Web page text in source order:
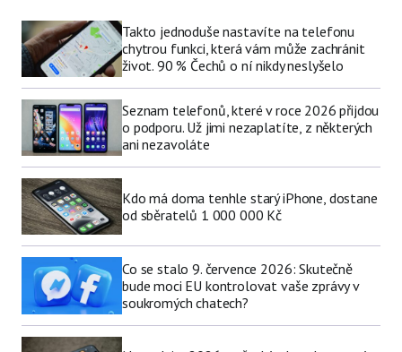
Takto jednoduše nastavíte na telefonu
chytrou funkci, která vám může zachránit
život. 90 % Čechů o ní nikdy neslyšelo
Seznam telefonů, které v roce 2026 přijdou
o podporu. Už jimi nezaplatíte, z některých
ani nezavoláte
Kdo má doma tenhle starý iPhone, dostane
od sběratelů 1 000 000 Kč
Co se stalo 9. července 2026: Skutečně
bude moci EU kontrolovat vaše zprávy v
soukromých chatech?